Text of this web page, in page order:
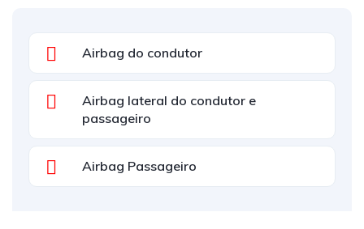
Airbag do condutor
Airbag lateral do condutor e
passageiro
Airbag Passageiro